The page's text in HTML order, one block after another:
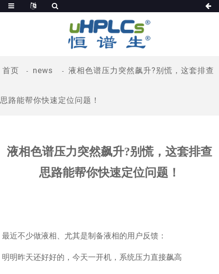
首页 news 液相色谱压力突然飙升?别慌，这套排查
思路能帮你快速定位问题！
液相色谱压力突然飙升?别慌，这套排查
思路能帮你快速定位问题！
最近不少做液相、尤其是制备液相的用户反馈：
明明昨天还好好的，今天一开机，系统压力直接飙高